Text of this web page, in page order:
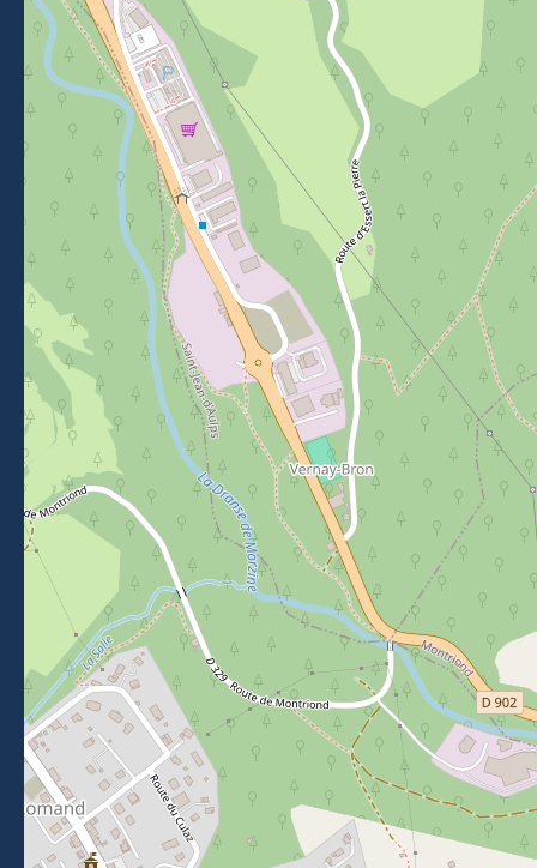
Venir à Morzine
NOUS SUIVRE
Suivez-nous sur Facebook
Suivez-nous sur Instagram
Suivez-nous sur Youtube
Suivez-nous sur
NEWSLETTER
Restez informés des événements, actualités et bons plans
à Morzine.
Je m'inscris
BROCHURESESPACE PRESSE CLASSEMENT DE MEUBLÉS
ESPACE ADHÉRENTSAPPEL D'OFFRESFAQ
Mentions légales-Politique de confidentialité-Plan du site-
Accessibilité : non-conforme-Éditer mes cookies
Made with
by
IRIS Interactive